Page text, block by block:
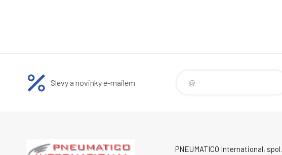
Slevy a novinky e-mailem
PNEUMATICO International, spol.